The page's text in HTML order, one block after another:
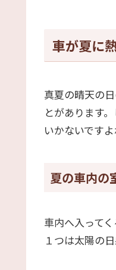
車が夏に
真夏の晴天の
とがあります
いかないですよ
夏の車内の
車内へ入って
１つは太陽の日